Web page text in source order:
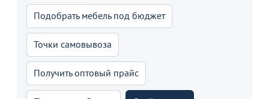
Подобрать мебель под бюджет
Точки самовывоза
Получить оптовый прайс